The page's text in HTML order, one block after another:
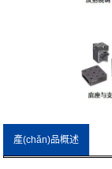
產(chǎn)品概述